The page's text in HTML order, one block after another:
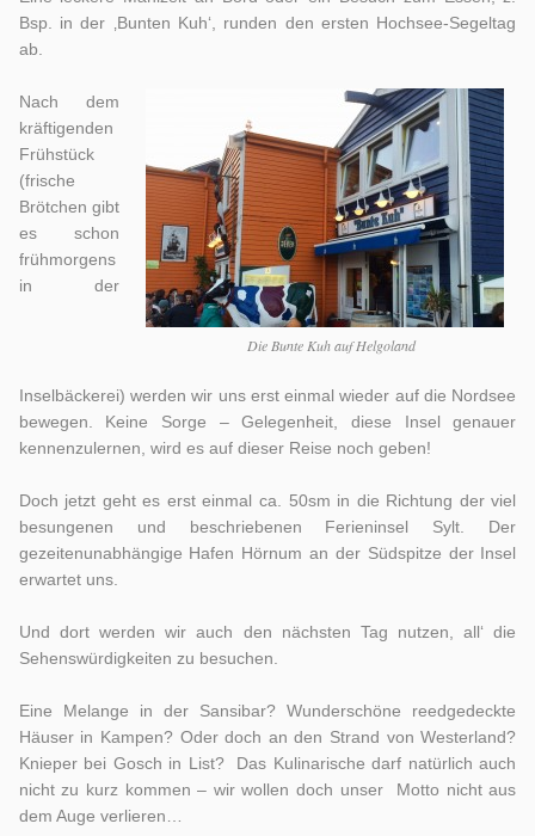
Bsp. in der ‚Bunten Kuh‘, runden den ersten Hochsee-Segeltag
ab.
Die Bunte Kuh auf Helgoland
Nach dem
kräftigenden
Frühstück
(frische
Brötchen gibt
es schon
frühmorgens
in der
Inselbäckerei) werden wir uns erst einmal wieder auf die Nordsee
bewegen. Keine Sorge – Gelegenheit, diese Insel genauer
kennenzulernen, wird es auf dieser Reise noch geben!
Doch jetzt geht es erst einmal ca. 50sm in die Richtung der viel
besungenen und beschriebenen Ferieninsel Sylt. Der
gezeitenunabhängige Hafen Hörnum an der Südspitze der Insel
erwartet uns.
Und dort werden wir auch den nächsten Tag nutzen, all‘ die
Sehenswürdigkeiten zu besuchen.
Eine Melange in der Sansibar? Wunderschöne reedgedeckte
Häuser in Kampen? Oder doch an den Strand von Westerland?
Knieper bei Gosch in List? Das Kulinarische darf natürlich auch
nicht zu kurz kommen – wir wollen doch unser Motto nicht aus
dem Auge verlieren…